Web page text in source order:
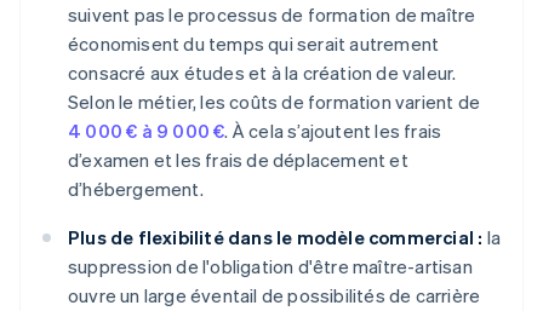
suivent pas le processus de formation de maître
économisent du temps qui serait autrement
consacré aux études et à la création de valeur.
Selon le métier, les coûts de formation varient de
4 000 € à 9 000 €. À cela s’ajoutent les frais
d’examen et les frais de déplacement et
d’hébergement.
Plus de flexibilité dans le modèle commercial : la
suppression de l'obligation d'être maître-artisan
ouvre un large éventail de possibilités de carrière